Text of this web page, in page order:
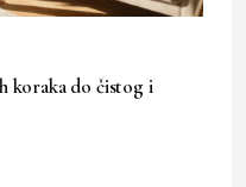
koraka do čistog i